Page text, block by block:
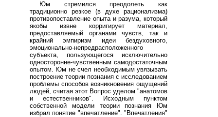
Юм стремился преодолеть как
традиционно резкое (в духе рационализма)
противопоставление опыта и разума, который
якобы извне корригирует материал,
предоставляемый органами чувств, так и
крайний эмпиризм идеи бездуховного,
эмоционально-непредрасположенного
субъекта, пользующегося исключительно
односторонне-чувственным самодостаточным
опытом. Юм не счел необходимым увязывать
построение теории познания с исследованием
проблемы способов возникновения ощущений
людей, считая этот Вопрос уделом "анатомов
и естественников". Исходным пунктом
собственной модели теории познания Юм
избрал понятие "впечатление". "Впечатления"